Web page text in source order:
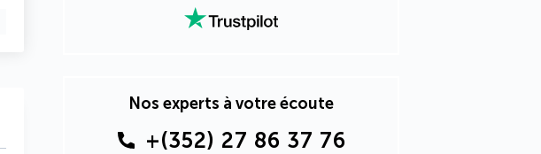
Nos experts à votre écoute
+(352) 27 86 37 76